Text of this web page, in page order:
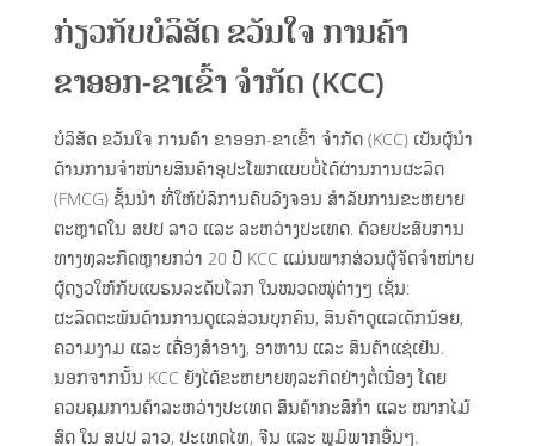
ກ່ຽວກັບບໍລິສັດ ຂວັນໃຈ ການຄ້າ
ຂາອອກ-ຂາເຂົ້າ ຈຳກັດ (KCC)
ບໍລິສັດ ຂວັນໃຈ ການຄ້າ ຂາອອກ-ຂາເຂົ້າ ຈຳກັດ (KCC) ເປັນຜູ້ນຳ
ດ້ານການຈຳໜ່າຍສິນຄ້າອຸປະໂພກແບບບໍ່ໄດ້ຜ່ານການຜະລິດ
(FMCG) ຊັ້ນນຳ ທີ່ໃຫ້ບໍລິການຄົບວົງຈອນ ສໍາລັບການຂະຫຍາຍ
ຕະຫຼາດໃນ ສປປ ລາວ ແລະ ລະຫວ່າງປະເທດ. ດ້ວຍປະສົບການ
ທາງທຸລະກິດຫຼາຍກວ່າ 20 ປີ KCC ແມ່ນພາກສ່ວນຜູ້ຈັດຈຳໜ່າຍ
ຜູ້ດຽວໃຫ້ກັບແບຣນລະດັບໂລກ ໃນໝວດໝູ່ຕ່າງໆ ເຊັ່ນ:
ຜະລິດຕະພັນດ້ານການດູແລສ່ວນບຸກຄົນ, ສິນຄ້າດູແລເດັກນ້ອຍ,
ຄວາມງາມ ແລະ ເຄື່ອງສໍາອາງ, ອາຫານ ແລະ ສິນຄ້າແຊ່ເຢັນ.
ນອກຈາກນັ້ນ KCC ຍັງໄດ້ຂະຫຍາຍທຸລະກິດຢ່າງຕໍ່ເນື່ອງ ໂດຍ
ຄວບຄຸມການຄ້າລະຫວ່າງປະເທດ ສິນຄ້າກະສິກຳ ແລະ ໝາກໄມ້
ສົດ ໃນ ສປປ ລາວ, ປະເທດໄທ, ຈີນ ແລະ ພູມິພາກອື່ນໆ.